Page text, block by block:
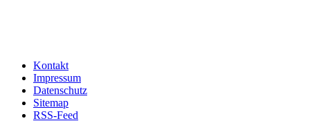
Kontakt
Impressum
Datenschutz
Sitemap
RSS-Feed